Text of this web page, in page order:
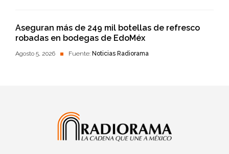
Aseguran más de 249 mil botellas de refresco
robadas en bodegas de EdoMéx
Agosto 5, 2026 Fuente: Noticias Radiorama